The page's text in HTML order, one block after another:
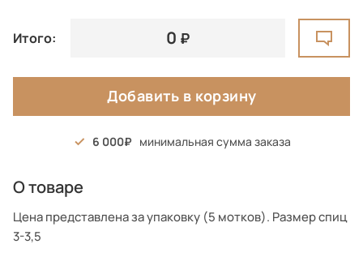
Итого: 0
Добавить в корзину
6 000 минимальная сумма заказа
О товаре
Цена представлена за упаковку (5 мотков). Размер спиц
3-3,5